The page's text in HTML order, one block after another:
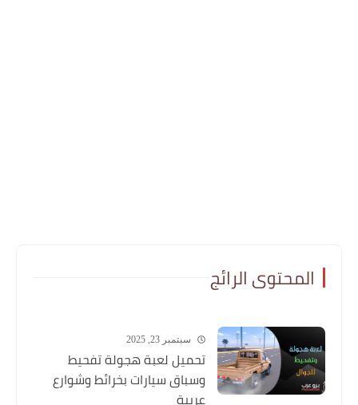
المحتوى الرائج
سبتمبر 23, 2025
تحميل لعبة هجولة تفحيط
وسباق سيارات بخرائط وشوارع
عربية